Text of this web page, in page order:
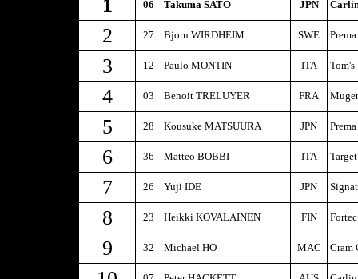
1 06 Takuma SATO JPN
2 27 Bjorn WIRDHEIM SWE
3 12 Paulo MONTIN ITA Tom's
4 03 Benoit TRELUYER FRA
5 28 Kousuke MATSUURA JPN
6 36 Matteo BOBBI ITA
7 26 Yuji IDE JPN
8 23 Heikki KOVALAINEN FIN
9 32 Michael HO MAC Cram